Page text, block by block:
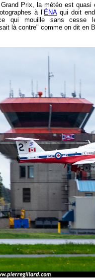
Prix, la météo est quasi
à l’ÉNAqui doit
qui mouille sans cesse
là contre" comme on dit en